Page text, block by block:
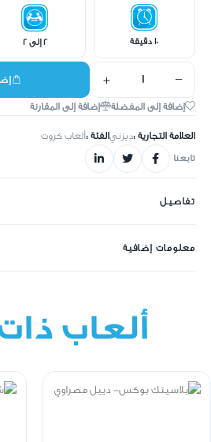
10 دقيقة 2 إلى 2
−
+
إضافة إلى المفضلة إضافة إلى المقارنة
العلامة التجارية :ديزنيالفئة :ألعاب كروت
تابعنا
تفاصيل
معلومات إضافية
ألعاب